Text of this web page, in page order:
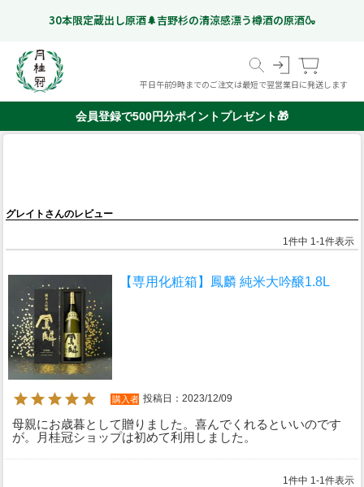
30本限定蔵出し原酒🌲吉野杉の清涼感漂う樽酒の原酒🍶
平日午前9時までのご注文は最短で翌営業日に発送します
こだわりのお酒
いつものお酒
ギフトのお酒
Gekkeikan Studio
(ノンアルコール日本酒)
リキュール・梅酒ほか
ドイツビール
甘酒
奈良漬
オリジナルグッズ
京都伏見の
価格帯から選ぶ
会員登録で500円分ポイントプレゼント🎁
グレイトさんのレビュー
1件中 1-1件表示
【専用化粧箱】鳳麟 純米大吟醸1.8L
購入者 投稿日 2023/12/09
母親にお歳暮として贈りました。喜んでくれるといいのです
が。月桂冠ショップは初めて利用しました。
1 件中 1 -1 件表示